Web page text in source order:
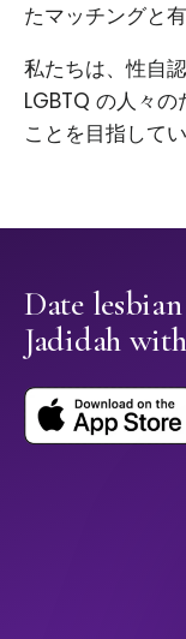
たマッチングと
私たちは、性自
LGBTQ の人々
ことを目指してい
Date
Jadidah